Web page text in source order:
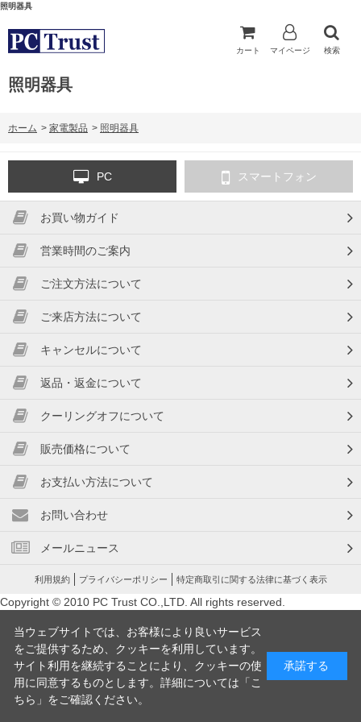
照明器具
カート マイページ 検索
照明器具
ホーム > 家電製品 > 照明器具
PC スマートフォン
お買い物ガイド
営業時間のご案内
ご注文方法について
ご来店方法について
キャンセルについて
返品・返金について
クーリングオフについて
販売価格について
お支払い方法について
お問い合わせ
メールニュース
利用規約 プライバシーポリシー 特定商取引に関する法律に基づく表示
Copyright © 2010 PC Trust CO.,LTD. All rights reserved.
当ウェブサイトでは、お客様により良いサービス
をご提供するため、クッキーを利用しています。
サイト利用を継続することにより、クッキーの使
用に同意するものとします。詳細については「 こ
ちら 」をご確認ください。
承諾する